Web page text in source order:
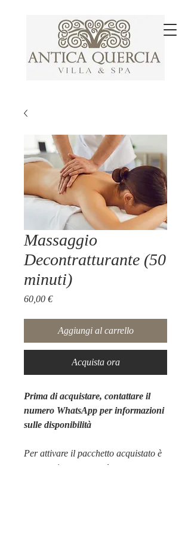
Massaggio
Decontratturante (50
minuti)
60,00 €Prezzo
Aggiungi al carrello
Acquista ora
Prima di acquistare, contattare il
numero WhatsApp per informazioni
sulle disponibilità
Per attivare il pacchetto acquistato è
necessario contattare la struttura.